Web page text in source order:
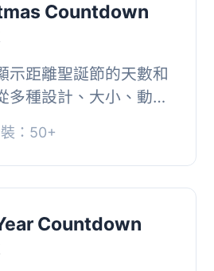
Countdown
示距離聖誕節的天數和
多種設計、大小、動畫
顏色、圖片或動畫, 全
：50+
Countdown